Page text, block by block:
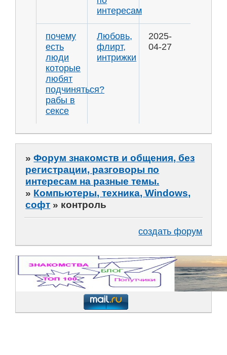
интересам
почему
есть
люди
которые
любят
подчиняться?
рабы в
сексе
Любовь,
флирт,
интрижки
2025-
04-27
»Форум знакомств и общения, без
регистрации, разговоры по
интересам на разные темы.
» Компьютеры, техника, Windows,
софт » контроль
создать форум